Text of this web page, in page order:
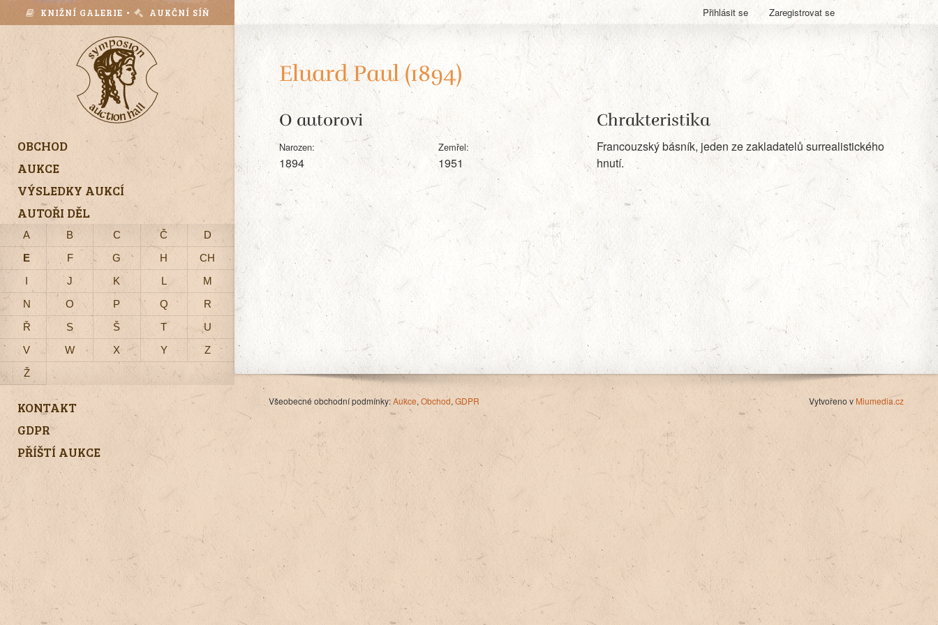
KNIŽNÍ GALERIE • AUKČNÍ SÍŇ
OBCHOD
AUKCE
VÝSLEDKY AUKCÍ
AUTOŘI DĚL
A B C Č
D
E
F G H
CH
I
J K L
M
N
O P Q
R
Ř
S Š T
U
V
W X Y
Z
Ž
KONTAKT
GDPR
PŘÍŠTÍ AUKCE
Přihlásit se Zaregistrovat se
Eluard Paul (1894)
O autorovi
Narozen:
1894
Zemřel:
1951
Chrakteristika
Francouzský básník, jeden ze zakladatelů surrealistického
hnutí.
Všeobecné obchodní podmínky:Aukce, Obchod, GDPR Vytvořeno v Miumedia.cz